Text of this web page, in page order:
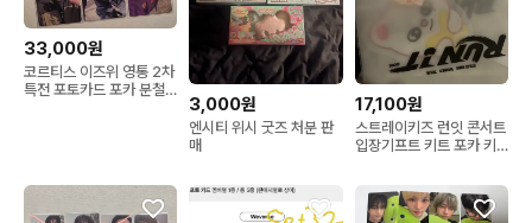
33,000원
코르티스 이즈위 영통 2차
특전 포토카드 포카 분철
3,000원
엔시티 위시 굿즈 처분 판
매
17,100원
스트레이키즈 런잇 콘서트
입장기프트 키트 포카 키